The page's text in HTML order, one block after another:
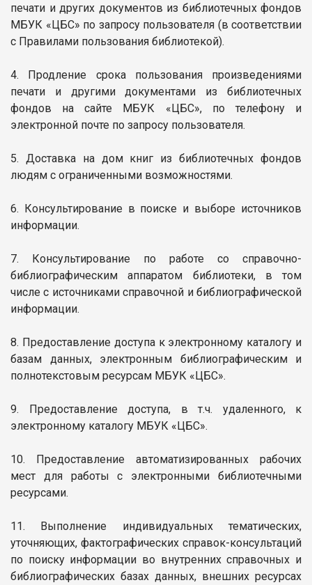
печати и других документов из библиотечных фондов
МБУК «ЦБС» по запросу пользователя (в соответствии
с Правилами пользования библиотекой).
4. Продление срока пользования произведениями
печати и другими документами из библиотечных
фондов на сайте МБУК «ЦБС», по телефону и
электронной почте по запросу пользователя.
5. Доставка на дом книг из библиотечных фондов
людям с ограниченными возможностями.
6. Консультирование в поиске и выборе источников
информации.
7. Консультирование по работе со справочно-
библиографическим аппаратом библиотеки, в том
числе с источниками справочной и библиографической
информации.
8. Предоставление доступа к электронному каталогу и
базам данных, электронным библиографическим и
полнотекстовым ресурсам МБУК «ЦБС».
9. Предоставление доступа, в т.ч. удаленного, к
электронному каталогу МБУК «ЦБС».
10. Предоставление автоматизированных рабочих
мест для работы с электронными библиотечными
ресурсами.
11. Выполнение индивидуальных тематических,
уточняющих, фактографических справок-консультаций
по поиску информации во внутренних справочных и
библиографических базах данных, внешних ресурсах